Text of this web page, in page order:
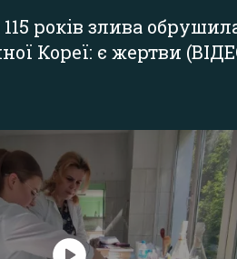
років злива
Кореї: є жертви